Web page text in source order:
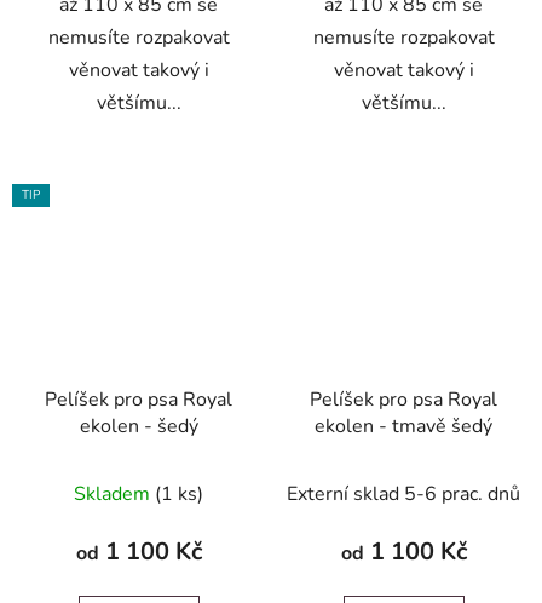
nemusíte rozpakovat
věnovat takový i
většímu...
nemusíte rozpakovat
věnovat takový i
většímu...
TIP
Pelíšek pro psa Royal
ekolen - šedý
Skladem (1 ks)
od 1 100 Kč
Pelíšek pro psa Royal
ekolen - tmavě šedý
Externí sklad 5-6 prac. dnů
od 1 100 Kč